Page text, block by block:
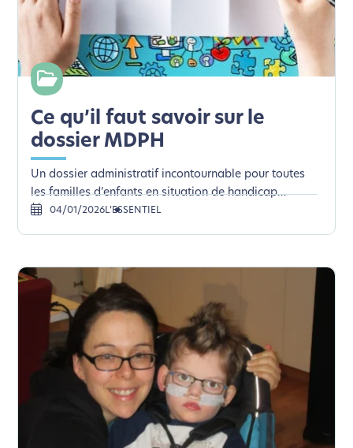
Ce qu’il faut savoir sur le
dossier MDPH
Un dossier administratif incontournable pour toutes
les familles d’enfants en situation de handicap…
04/01/2026L’ESSENTIEL